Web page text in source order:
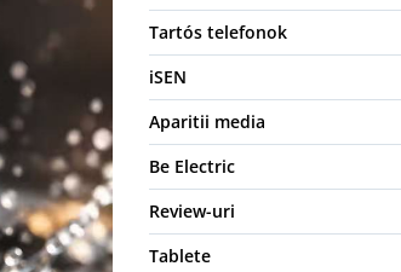
Tartós telefonok
iSEN
Aparitii media
Be Electric
Review-uri
Tablete